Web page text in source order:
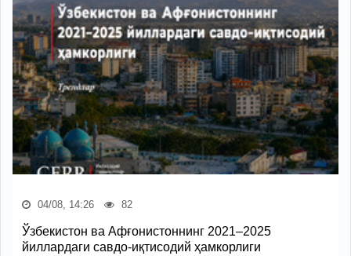
04/08, 14:26 82
Ўзбекистон ва Афғонистоннинг 2021–2025
йиллардаги савдо-иқтисодий ҳамкорлиги